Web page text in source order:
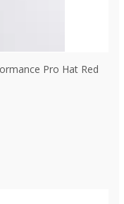
Pro Hat Red